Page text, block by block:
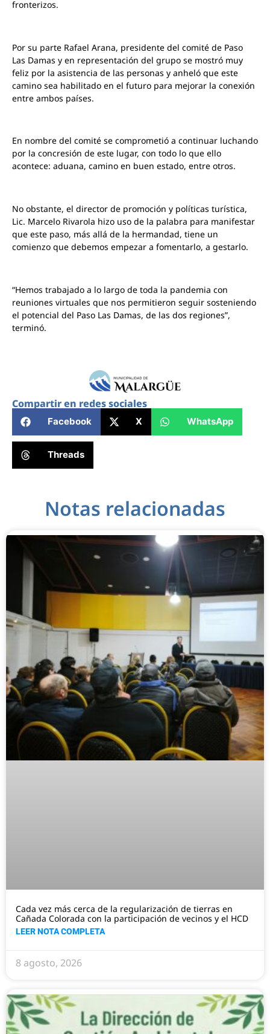
fronterizos.
Por su parte Rafael Arana, presidente del comité de Paso
Las Damas y en representación del grupo se mostró muy
feliz por la asistencia de las personas y anheló que este
camino sea habilitado en el futuro para mejorar la conexión
entre ambos países.
En nombre del comité se comprometió a continuar luchando
por la concresión de este lugar, con todo lo que ello
acontece: aduana, camino en buen estado, entre otros.
No obstante, el director de promoción y políticas turística,
Lic. Marcelo Rivarola hizo uso de la palabra para manifestar
que este paso, más allá de la hermandad, tiene un
comienzo que debemos empezar a fomentarlo, a gestarlo.
“Hemos trabajado a lo largo de toda la pandemia con
reuniones virtuales que nos permitieron seguir sosteniendo
el potencial del Paso Las Damas, de las dos regiones”,
terminó.
Compartir en redes sociales
Facebook X WhatsApp
Threads
Notas relacionadas
Cada vez más cerca de la regularización de tierras en
Cañada Colorada con la participación de vecinos y el HCD
LEER NOTA COMPLETA
8 agosto, 2026